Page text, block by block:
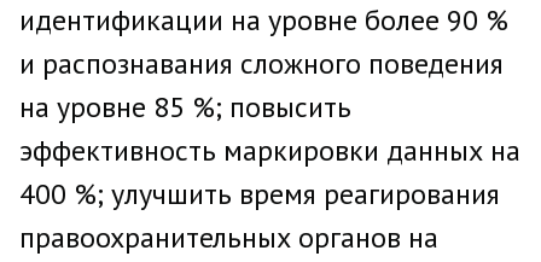
идентификации на уровне более 90 %
и распознавания сложного поведения
на уровне 85 %; повысить
эффективность маркировки данных на
400 %; улучшить время реагирования
правоохранительных органов на